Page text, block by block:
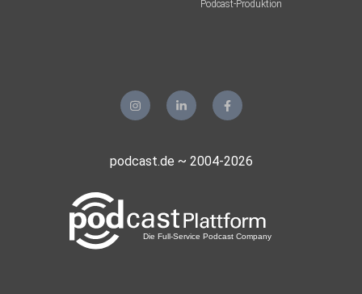
Podcast-Produktion
podcast.de ~ 2004-2026